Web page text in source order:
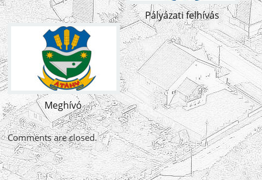
Pályázati felhívás
Meghívó
Comments are closed.